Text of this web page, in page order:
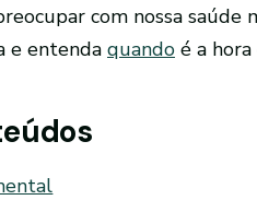
com nossa saúde
e entenda quando é a